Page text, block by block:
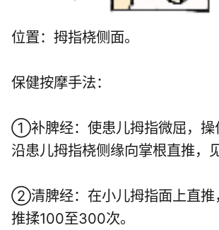
位置：拇指桡侧面。
保健按摩手法：
①补脾经：使患儿拇指微屈，操
沿患儿拇指桡侧缘向掌根直推，
②清脾经：在小儿拇指面上直推
推揉100至300次。